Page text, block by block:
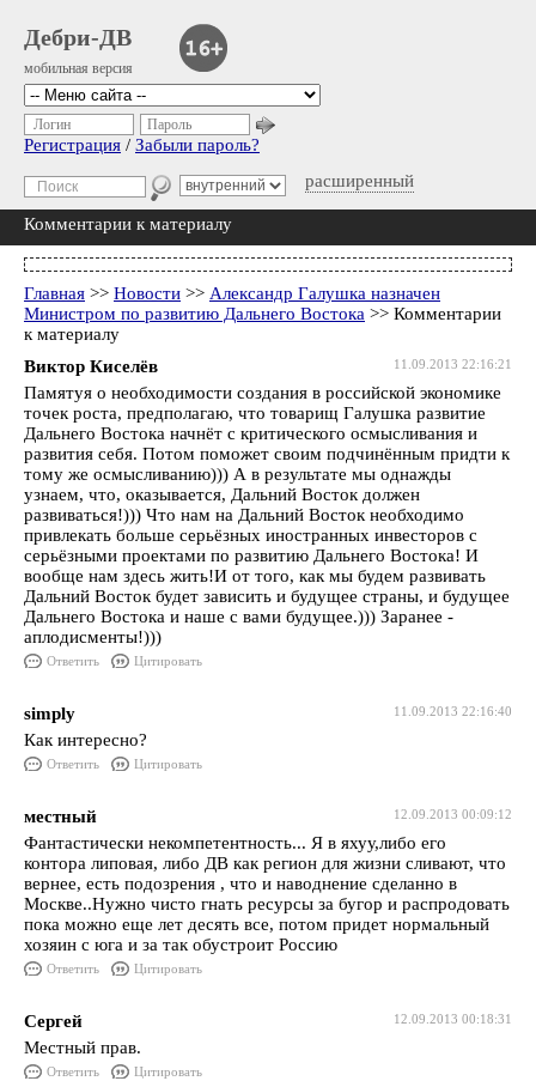
Дебри-ДВ
мобильная версия
расширенный
Логин Пароль
Регистрация / Забыли пароль?
Комментарии к материалу
Главная >> Новости >> Александр Галушка назначен
Министром по развитию Дальнего Востока >> Комментарии
к материалу
11.09.2013 22:16:21
Виктор Киселёв
Памятуя о необходимости создания в российской экономике
точек роста, предполагаю, что товарищ Галушка развитие
Дальнего Востока начнёт с критического осмысливания и
развития себя. Потом поможет своим подчинённым придти к
тому же осмысливанию))) А в результате мы однажды
узнаем, что, оказывается, Дальний Восток должен
развиваться!))) Что нам на Дальний Восток необходимо
привлекать больше серьёзных иностранных инвесторов с
серьёзными проектами по развитию Дальнего Востока! И
вообще нам здесь жить!И от того, как мы будем развивать
Дальний Восток будет зависить и будущее страны, и будущее
Дальнего Востока и наше с вами будущее.))) Заранее -
аплодисменты!)))
Ответить Цитировать
11.09.2013 22:16:40
simply
Как интересно?
Ответить Цитировать
12.09.2013 00:09:12
местный
Фантастически некомпетентность... Я в яхуу,либо его
контора липовая, либо ДВ как регион для жизни сливают, что
вернее, есть подозрения , что и наводнение сделанно в
Москве..Нужно чисто гнать ресурсы за бугор и распродовать
пока можно еще лет десять все, потом придет нормальный
хозяин с юга и за так обустроит Россию
Ответить Цитировать
12.09.2013 00:18:31
Сергей
Местный прав.
Ответить Цитировать